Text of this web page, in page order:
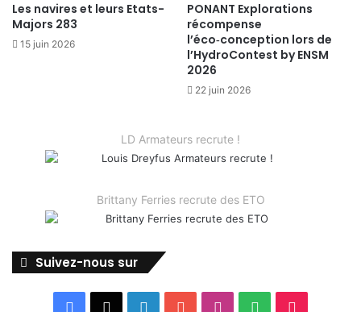
Les navires et leurs Etats-
Majors 283
15 juin 2026
PONANT Explorations
récompense
l’éco‑conception lors de
l’HydroContest by ENSM
2026
22 juin 2026
LD Armateurs recrute !
Brittany Ferries recrute des ETO
Suivez-nous sur
Facebook LinkedinYouTubeInstagram
Spotify